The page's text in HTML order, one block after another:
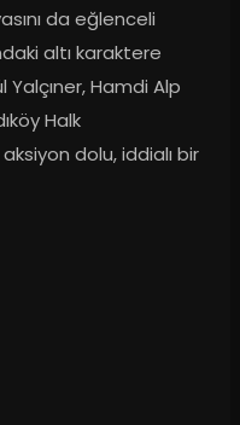
da eğlenceli
altı karaktere
Yalçıner, Hamdi Alp
Halk
dolu, iddialı bir